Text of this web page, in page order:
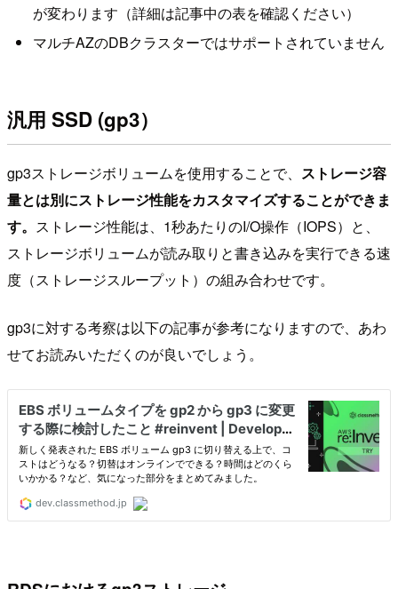
が変わります（詳細は記事中の表を確認ください）
マルチAZのDBクラスターではサポートされていません
汎用 SSD (gp3）
gp3ストレージボリュームを使用することで、 ストレージ容
量とは別にストレージ性能をカスタマイズすることができま
す。 ストレージ性能は、1秒あたりのI/O操作（IOPS）と、
ストレージボリュームが読み取りと書き込みを実行できる速
度（ストレージスループット）の組み合わせです。
gp3に対する考察は以下の記事が参考になりますので、あわ
せてお読みいただくのが良いでしょう。